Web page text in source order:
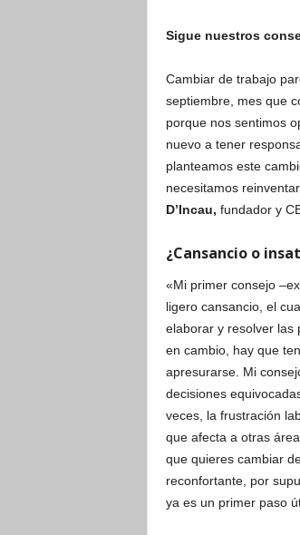
Sigue nuestros
Cambiar de trabajo
septiembre, mes que
porque nos sentimos
nuevo a tener
planteamos este
necesitamos
D’Incau, fundador y
¿Cansancio o
«Mi primer consejo
ligero cansancio, el
elaborar y resolver las
en cambio, hay que
apresurarse. Mi
decisiones
veces, la frustración
que afecta a otras
que quieres cambiar
reconfortante, por
ya es un primer paso